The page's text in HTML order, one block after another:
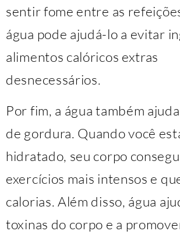
sentir fome entre as
água pode ajudá-lo a evitar
alimentos calóricos extras
desnecessários.
Por fim, a água também
de gordura. Quando você
hidratado, seu corpo
exercícios mais intensos e
calorias. Além disso, água
toxinas do corpo e a